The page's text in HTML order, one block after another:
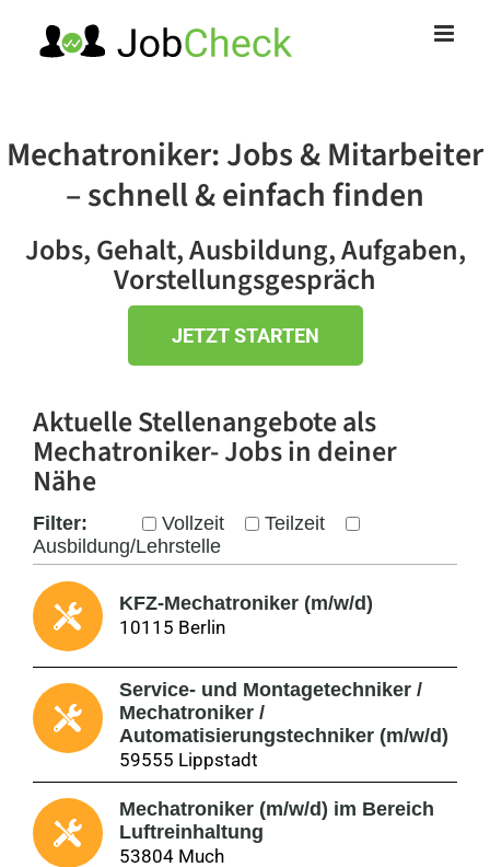
springen
Mechatroniker: Jobs & Mitarbeiter
– schnell & einfach finden
Jobs, Gehalt, Ausbildung, Aufgaben,
Vorstellungsgespräch
JETZT STARTEN
Aktuelle Stellenangeboteals
Mechatroniker- Jobs in deiner
Nähe
Filter: Vollzeit
Teilzeit
Ausbildung/Lehrstelle
KFZ-Mechatroniker (m/w/d)
10115 Berlin
Service- und Montagetechniker /
Mechatroniker /
Automatisierungstechniker (m/w/d)
59555 Lippstadt
Mechatroniker (m/w/d) im Bereich
Luftreinhaltung
53804 Much